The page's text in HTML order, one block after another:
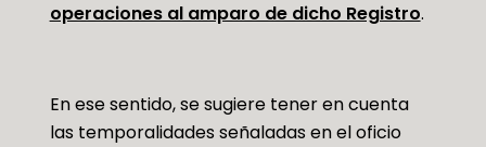
operaciones al amparo de dicho Registro.
En ese sentido, se sugiere tener en cuenta
las temporalidades señaladas en el oficio